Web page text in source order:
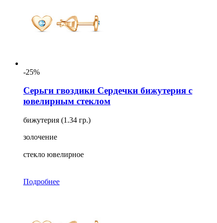
-25%
Серьги гвоздики Сердечки бижутерия с
ювелирным стеклом
бижутерия (1.34 гр.)
золочение
стекло ювелирное
Подробнее